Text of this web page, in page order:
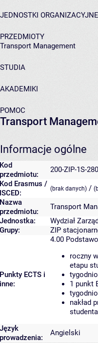
JEDNOSTKI ORGANIZACYJNE
PRZEDMIOTY
Transport Management
STUDIA
AKADEMIKI
POMOC
Transport
Informacje ogólne
Kod
przedmiotu:
200-ZIP-1S-280
Kod Erasmus /
ISCED:
(brak danych) /
Nazwa
przedmiotu:
Transport
Jednostka:
Wydział
Grupy:
ZIP
Punkty ECTS i
inne:
4.00
roczny
etapu
1 punkt
nakład
Język
prowadzenia:
Angielski